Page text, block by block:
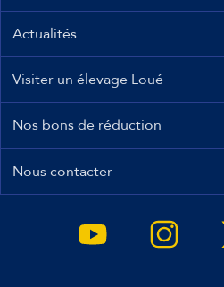
Actualités
Visiter un élevage Loué
Nos bons de réduction
Nous contacter